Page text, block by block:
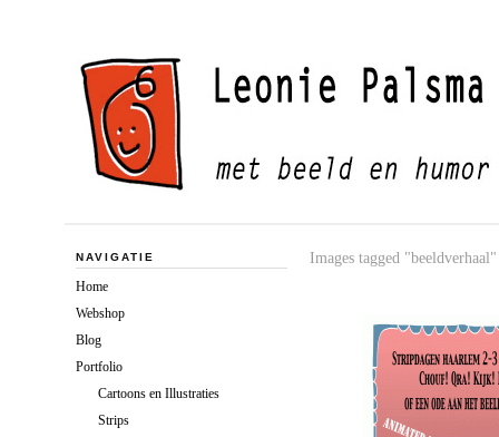
Images tagged "beeldverhaal"
NAVIGATIE
Home
Webshop
Blog
Portfolio
Cartoons en Illustraties
Strips